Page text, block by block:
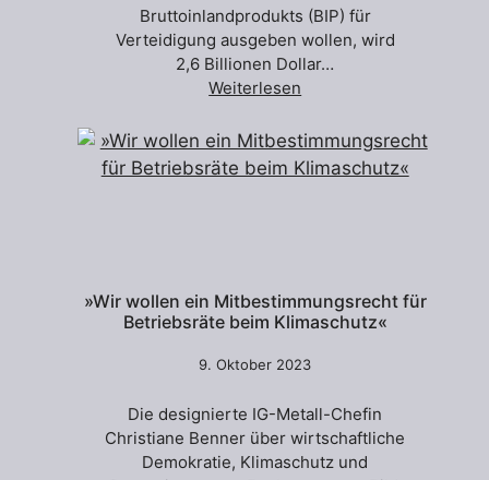
Bruttoinlandprodukts (BIP) für
Verteidigung ausgeben wollen, wird
2,6 Billionen Dollar…
Weiterlesen
»Wir wollen ein Mitbestimmungsrecht für
Betriebsräte beim Klimaschutz«
9. Oktober 2023
Die designierte IG-Metall-Chefin
Christiane Benner über wirtschaftliche
Demokratie, Klimaschutz und